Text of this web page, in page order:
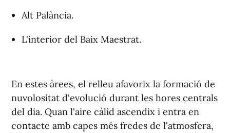
Alt Palància.
L'interior del Baix Maestrat.
En estes àrees, el relleu afavorix la formació de
nuvolositat d'evolució durant les hores centrals
del dia. Quan l'aire càlid ascendix i entra en
contacte amb capes més fredes de l'atmosfera,